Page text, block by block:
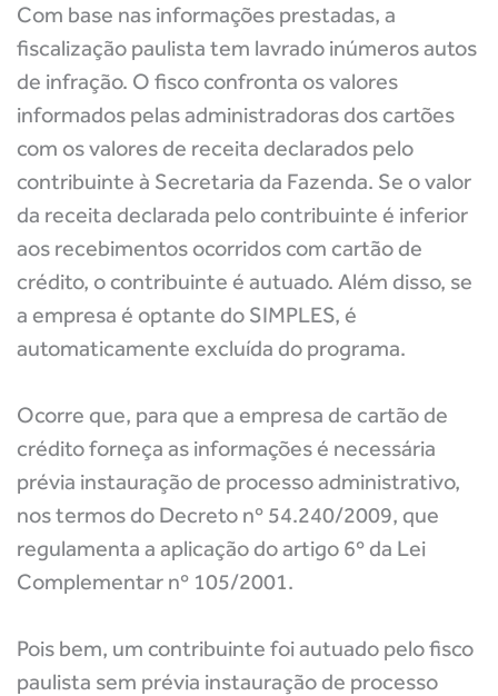
Com base nas informações prestadas, a
fiscalização paulista tem lavrado inúmeros autos
de infração. O fisco confronta os valores
informados pelas administradoras dos cartões
com os valores de receita declarados pelo
contribuinte à Secretaria da Fazenda. Se o valor
da receita declarada pelo contribuinte é inferior
aos recebimentos ocorridos com cartão de
crédito, o contribuinte é autuado. Além disso, se
a empresa é optante do SIMPLES, é
automaticamente excluída do programa.
Ocorre que, para que a empresa de cartão de
crédito forneça as informações é necessária
prévia instauração de processo administrativo,
nos termos do Decreto nº 54.240/2009, que
regulamenta a aplicação do artigo 6º da Lei
Complementar nº 105/2001.
Pois bem, um contribuinte foi autuado pelo fisco
paulista sem prévia instauração de processo